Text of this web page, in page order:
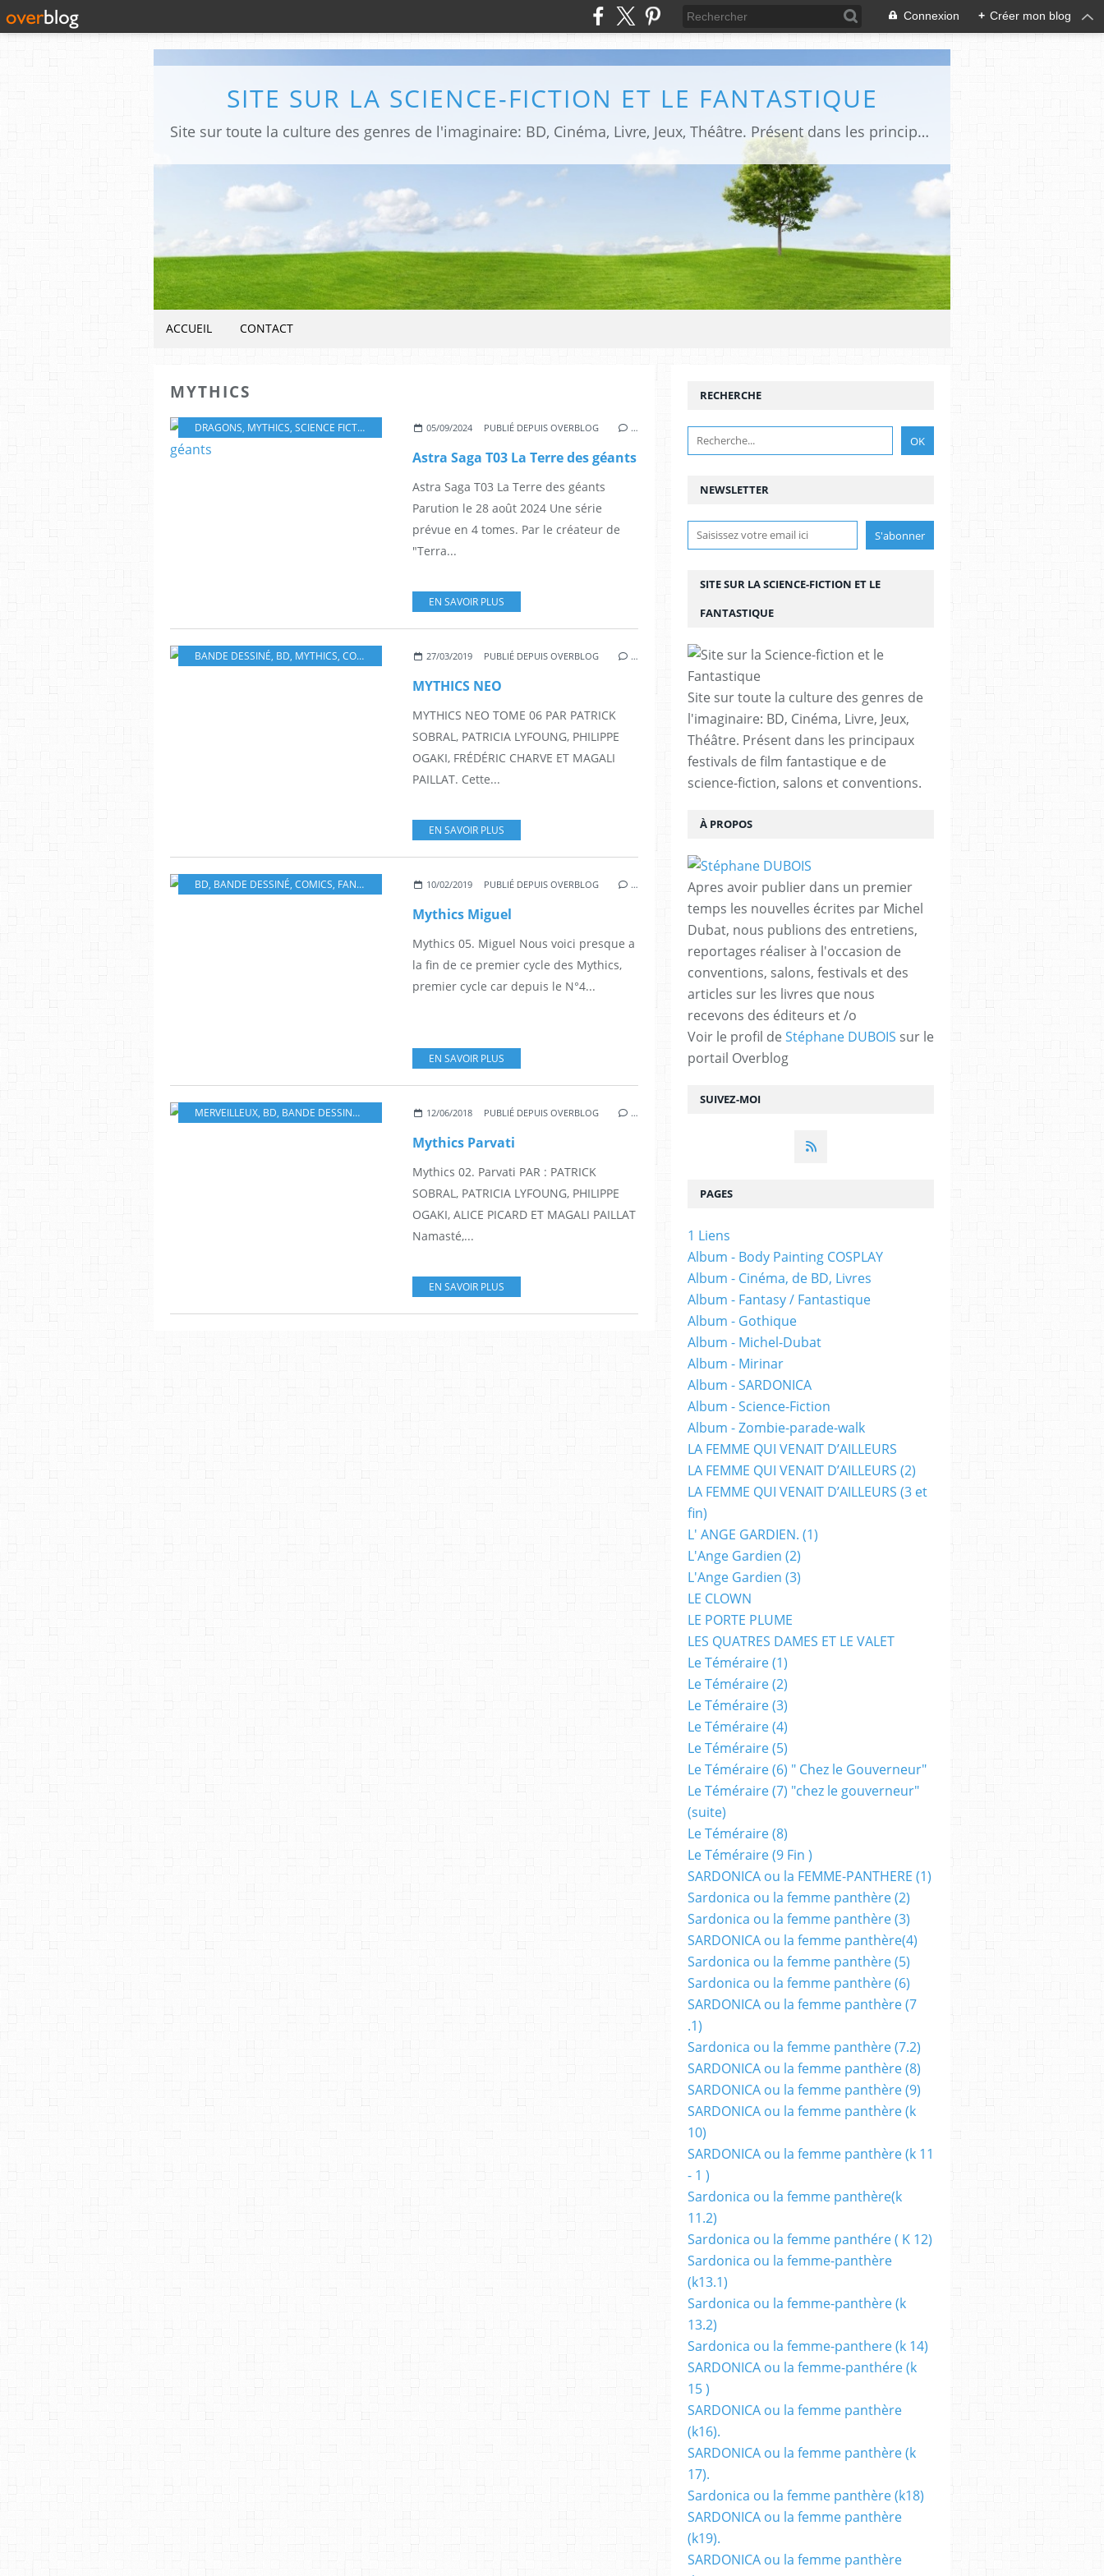
Connexion + Créer mon blog
SITE SUR LA SCIENCE-FICTION ET LE FANTASTIQUE
Site sur toute la culture des genres de l'imaginaire: BD, Cinéma, Livre, Jeux, Théâtre. Présent dans les principaux festivals de film fantastique e de science-fiction, salons et conventions.
ACCUEIL CONTACT
MYTHICS
DRAGONS, MYTHICS, SCIENCE FICTION GUERRE, BD,AGNÈS LOUP,PHILIPPE OGAKI,ASTRA SAGA TERRA PRIME
05/09/2024 PUBLIÉ DEPUIS OVERBLOG …
Astra Saga T03 La Terre des géants
Astra Saga T03 La Terre des géants
Parution le 28 août 2024 Une série
prévue en 4 tomes. Par le créateur de
"Terra...
EN SAVOIR PLUS
BANDE DESSINÉ, BD, MYTHICS, COMICS FANTASTIQUE,HÉROIC FANTASY,SÉRIES TÉLÉS ALBUM
27/03/2019 PUBLIÉ DEPUIS OVERBLOG …
MYTHICS NEO
MYTHICS NEO TOME 06 PAR PATRICK
SOBRAL, PATRICIA LYFOUNG, PHILIPPE
OGAKI, FRÉDÉRIC CHARVE ET MAGALI
PAILLAT. Cette...
EN SAVOIR PLUS
BD, BANDE DESSINÉ, COMICS, FANTASTIQUE FANTASY,MANGA,MYTHICS
10/02/2019 PUBLIÉ DEPUIS OVERBLOG …
Mythics Miguel
Mythics 05. Miguel Nous voici presque a
la fin de ce premier cycle des Mythics,
premier cycle car depuis le N°4...
EN SAVOIR PLUS
MERVEILLEUX, BD, BANDE DESSINÉ , DESSINATEUR,ALBUM, MYTHICS
12/06/2018 PUBLIÉ DEPUIS OVERBLOG …
Mythics Parvati
Mythics 02. Parvati PAR : PATRICK
SOBRAL, PATRICIA LYFOUNG, PHILIPPE
OGAKI, ALICE PICARD ET MAGALI PAILLAT
Namasté,...
EN SAVOIR PLUS
NEWSLETTER
SUIVEZ-MOI
RECHERCHE
SITE SUR LA SCIENCE-FICTION ET LE
FANTASTIQUE
Site sur toute la culture des genres de
l'imaginaire: BD, Cinéma, Livre, Jeux,
Théâtre. Présent dans les principaux
festivals de film fantastique e de
science-fiction, salons et conventions.
À PROPOS
Apres avoir publier dans un premier
temps les nouvelles écrites par Michel
Dubat, nous publions des entretiens,
reportages réaliser à l'occasion de
conventions, salons, festivals et des
articles sur les livres que nous
recevons des éditeurs et /o
Voir le profil de Stéphane DUBOIS sur le
portail Overblog
PAGES
1 Liens
Album - Body Painting COSPLAY
Album - Cinéma, de BD, Livres
Album - Fantasy / Fantastique
Album - Gothique
Album - Michel-Dubat
Album - Mirinar
Album - SARDONICA
Album - Science-Fiction
Album - Zombie-parade-walk
LA FEMME QUI VENAIT D’AILLEURS
LA FEMME QUI VENAIT D’AILLEURS (2)
LA FEMME QUI VENAIT D’AILLEURS (3 et
fin)
L' ANGE GARDIEN. (1)
L'Ange Gardien (2)
L'Ange Gardien (3)
LE CLOWN
LE PORTE PLUME
LES QUATRES DAMES ET LE VALET
Le Téméraire (1)
Le Téméraire (2)
Le Téméraire (3)
Le Téméraire (4)
Le Téméraire (5)
Le Téméraire (6) " Chez le Gouverneur"
Le Téméraire (7) "chez le gouverneur"
(suite)
Le Téméraire (8)
Le Téméraire (9 Fin )
SARDONICA ou la FEMME-PANTHERE (1)
Sardonica ou la femme panthère (2)
Sardonica ou la femme panthère (3)
SARDONICA ou la femme panthère(4)
Sardonica ou la femme panthère (5)
Sardonica ou la femme panthère (6)
SARDONICA ou la femme panthère (7
.1)
Sardonica ou la femme panthère (7.2)
SARDONICA ou la femme panthère (8)
SARDONICA ou la femme panthère (9)
SARDONICA ou la femme panthère (k
10)
SARDONICA ou la femme panthère (k 11
- 1 )
Sardonica ou la femme panthère(k
11.2)
Sardonica ou la femme panthére ( K 12)
Sardonica ou la femme-panthère
(k13.1)
Sardonica ou la femme-panthère (k
13.2)
Sardonica ou la femme-panthere (k 14)
SARDONICA ou la femme-panthére (k
15 )
SARDONICA ou la femme panthère
(k16).
SARDONICA ou la femme panthère (k
17).
Sardonica ou la femme panthère (k18)
SARDONICA ou la femme panthère
(k19).
SARDONICA ou la femme panthère